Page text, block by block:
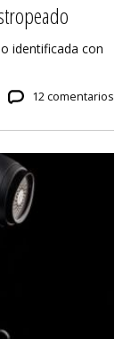
identificada con
12 comentarios